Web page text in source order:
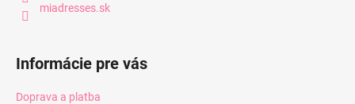
miadresses.sk
Informácie pre vás
Doprava a platba